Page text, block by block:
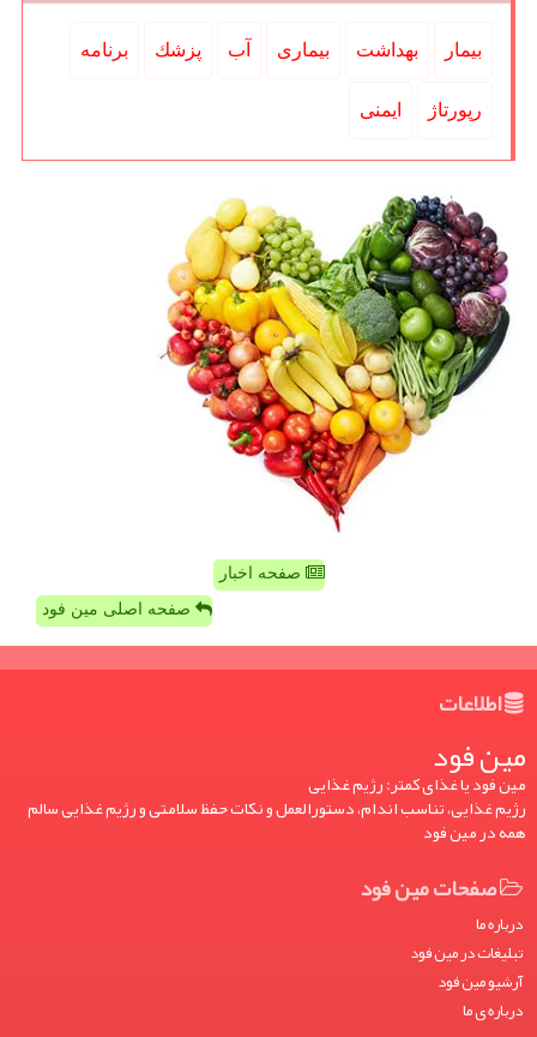
بیمار بهداشت بیماری آب پزشك برنامه
رپورتاژ ایمنی
صفحه اخبار
صفحه اصلی مین فود
اطلاعات
مین فود
مین فود یا غذای کمتر: رژیم غذایی
رژیم غذایی، تناسب اندام، دستورالعمل و نکات حفظ سلامتی و رژیم غذایی سالم
همه در مین فود
صفحات مین فود
درباره ما
تبلیغات در مین فود
آرشیو مین فود
درباره ی ما